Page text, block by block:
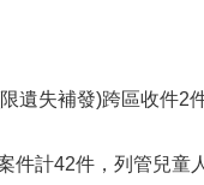
遺失補發)跨區收件2
件計42件，列管兒童